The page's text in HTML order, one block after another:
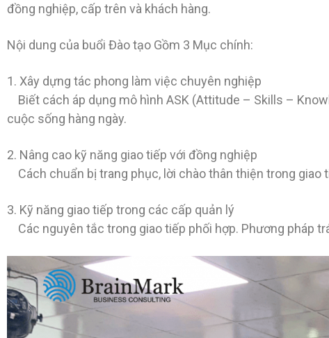
đồng nghiệp, cấp trên và khách hàng.
Nội dung của buổi Đào tạo Gồm 3 Mục chính:
1. Xây dựng tác phong làm việc chuyên nghiệp
Biết cách áp dụng mô hình ASK (Attitude – Skills –
cuộc sống hàng ngày.
2. Nâng cao kỹ năng giao tiếp với đồng nghiệp
Cách chuẩn bị trang phục, lời chào thân thiện trong
3. Kỹ năng giao tiếp trong các cấp quản lý
Các nguyên tắc trong giao tiếp phối hợp. Phương pháp